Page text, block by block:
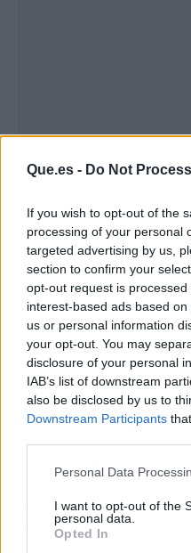
Que.es - Do Not
If you wish to opt-out of the
processing of your personal
targeted advertising by us,
section to confirm your
opt-out request is
interest-based ads based
us or personal information
your opt-out. You may
disclosure of your personal
IAB’s list of downstream
also be disclosed by us to
Downstream Participants
Personal Data
I want to opt-out of the
personal data.
Opted In
Además, el hecho de
países como Reino
donde este tipo de
demuestra que la